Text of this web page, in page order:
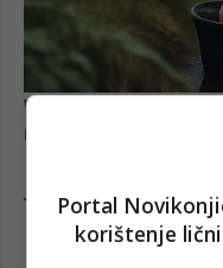
Portal
korištenje